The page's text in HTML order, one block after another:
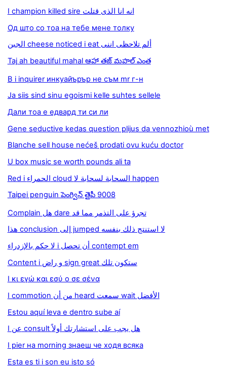
I champion killed sire انه انا الذى قتلت
Од што со тоа на тебе мене толку
الجبن cheese noticed i eat ألم تلاحظى اننى
Taj ah beautiful mahal ఆహా తజ్ మహల్ ఎంత
В i inquirer инкуайърър не съм mr г-н
Ja siis sind sinu egoismi kelle suhtes sellele
Дали тоа е едвард ти си ли
Gene seductive kedas question plijus da vennozhioù met
Blanche sell house nećeš prodati ovu kuću doctor
U box music se worth pounds ali ta
Red i الحمراء cloud السحابة لسحابة لا happen
Taipei penguin పెంగ్విన్ తైపీ 9008
Complain هل dare تجرؤ على التذمر مما قد
هذا conclusion إلى jumped لا استنتج ذلك بنفسه
لا حكم بالإزدراء i أن تحصل contempt em
Content i و راض sign great ستكون تلك
I κι εγώ και εσύ ο σε σένα
I commotion من أن heard سمعت wait الأفضل
Estou aquí leva e dentro sube aí
I عن consult هل يجب على استشارتك أولاً
I pier на morning знаеш че ходя всяка
Esta es ti i son eu isto só